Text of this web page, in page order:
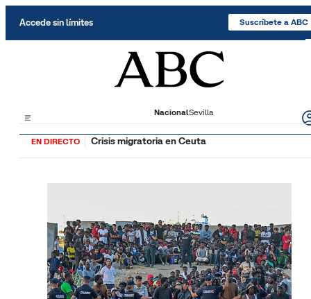
Accede sin límites Suscríbete a ABC
NacionalSevilla
EN DIRECTO Crisis migratoria en Ceuta